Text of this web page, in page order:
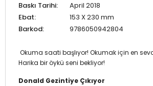
Baskı Tarihi:
April 2018
Ebat:
153 X 230 mm
Barkod:
9786050942804
Okuma saati başlıyor! Okumak için en
Harika bir öykü seni bekliyor!
Donald Gezintiye Çıkıyor